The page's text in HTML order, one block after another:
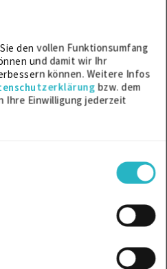
den vollen Funktionsumfang
und damit wir Ihr
können. Weitere Infos
bzw. dem
Ihre Einwilligung jederzeit
mit
Kommunikation (allg.)